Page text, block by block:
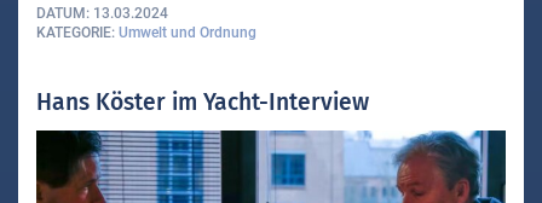
DATUM
13.03.2024
KATEGORIE Umwelt und Ordnung
Hans Köster im Yacht-Interview